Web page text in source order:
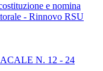
e nomina
- Rinnovo RSU
N. 12 - 24